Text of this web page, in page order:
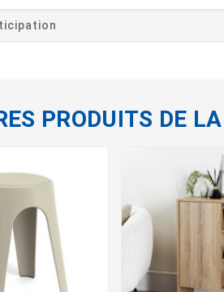
PRODUITS DE